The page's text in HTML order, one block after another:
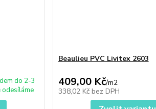
do 2-3
odesíláme
Beaulieu PVC Livitex 2603
409,00 Kč/m2
338,02 Kč bez DPH